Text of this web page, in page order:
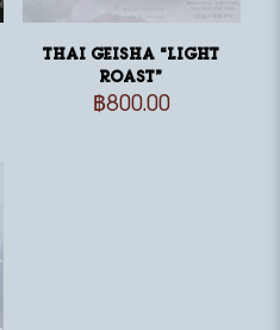
Thai Geisha “Light
Roast”
฿800.00